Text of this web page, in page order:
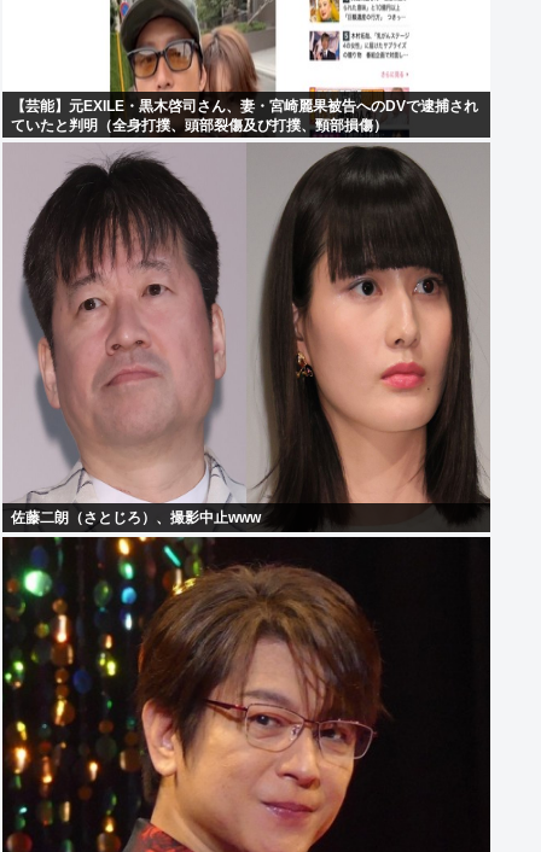
【芸能】元EXILE・黒木啓司さん、妻・宮崎麗果被告へのDVで逮捕され
ていたと判明（全身打撲、頭部裂傷及び打撲、頸部損傷）
佐藤二朗（さとじろ）、撮影中止www